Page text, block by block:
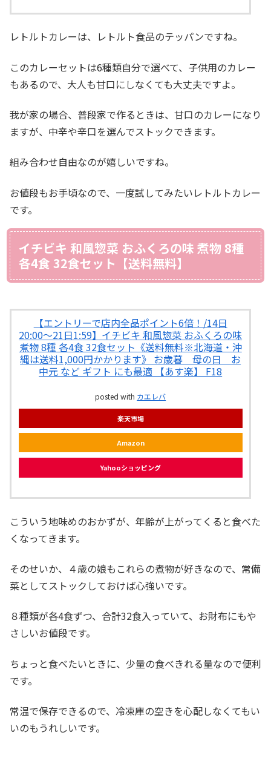
レトルトカレーは、レトルト食品のテッパンですね。
このカレーセットは6種類自分で選べて、子供用のカレー
もあるので、大人も甘口にしなくても大丈夫ですよ。
我が家の場合、普段家で作るときは、甘口のカレーになり
ますが、中辛や辛口を選んでストックできます。
組み合わせ自由なのが嬉しいですね。
お値段もお手頃なので、一度試してみたいレトルトカレー
です。
イチビキ 和風惣菜 おふくろの味 煮物 8種
各4食 32食セット【送料無料】
【エントリーで店内全品ポイント6倍！/14日
20:00〜21日1:59】イチビキ 和風惣菜 おふくろの味
煮物 8種 各4食 32食セット《送料無料※北海道・沖
縄は送料1,000円かかります》 お歳暮 母の日 お
中元 など ギフト にも最適 【あす楽】 F18
posted with カエレバ
楽天市場
Amazon
Yahooショッピング
こういう地味めのおかずが、年齢が上がってくると食べた
くなってきます。
そのせいか、４歳の娘もこれらの煮物が好きなので、常備
菜としてストックしておけば心強いです。
８種類が各4食ずつ、合計32食入っていて、お財布にもや
さしいお値段です。
ちょっと食べたいときに、少量の食べきれる量なので便利
です。
常温で保存できるので、冷凍庫の空きを心配しなくてもい
いのもうれしいです。